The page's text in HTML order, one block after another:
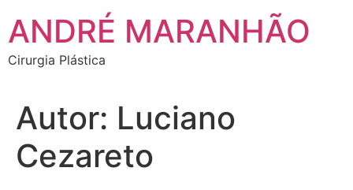
para
conteúdo
ANDRÉ MARANHÃO
Cirurgia Plástica
Autor: Luciano
Cezareto